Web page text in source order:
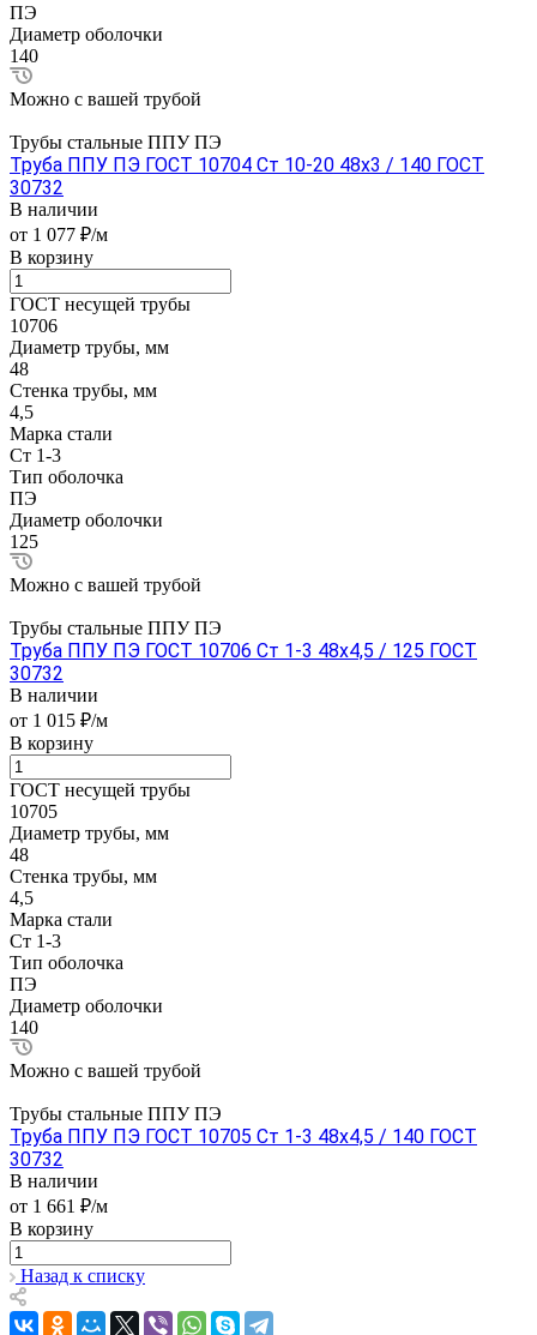
ПЭ
Диаметр оболочки
140
Можно с вашей трубой
Трубы стальные ППУ ПЭ
Труба ППУ ПЭ ГОСТ 10704 Ст 10-20 48x3 / 140 ГОСТ
30732
В наличии
от 1 077 ₽/м
В корзину
ГОСТ несущей трубы
10706
Диаметр трубы, мм
48
Стенка трубы, мм
4,5
Марка стали
Ст 1-3
Тип оболочка
ПЭ
Диаметр оболочки
125
Можно с вашей трубой
Трубы стальные ППУ ПЭ
Труба ППУ ПЭ ГОСТ 10706 Ст 1-3 48x4,5 / 125 ГОСТ
30732
В наличии
от 1 015 ₽/м
В корзину
ГОСТ несущей трубы
10705
Диаметр трубы, мм
48
Стенка трубы, мм
4,5
Марка стали
Ст 1-3
Тип оболочка
ПЭ
Диаметр оболочки
140
Можно с вашей трубой
Трубы стальные ППУ ПЭ
Труба ППУ ПЭ ГОСТ 10705 Ст 1-3 48x4,5 / 140 ГОСТ
30732
В наличии
от 1 661 ₽/м
В корзину
Назад к списку